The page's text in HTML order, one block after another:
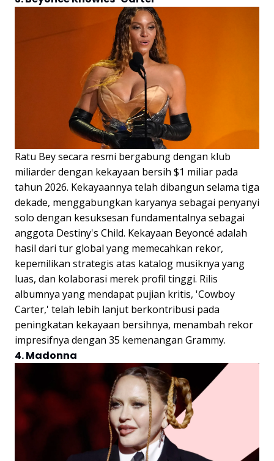
Ratu Bey secara resmi bergabung dengan klub
miliarder dengan kekayaan bersih $1 miliar pada
tahun 2026. Kekayaannya telah dibangun selama tiga
dekade, menggabungkan karyanya sebagai penyanyi
solo dengan kesuksesan fundamentalnya sebagai
anggota Destiny's Child. Kekayaan Beyoncé adalah
hasil dari tur global yang memecahkan rekor,
kepemilikan strategis atas katalog musiknya yang
luas, dan kolaborasi merek profil tinggi. Rilis
albumnya yang mendapat pujian kritis, 'Cowboy
Carter,' telah lebih lanjut berkontribusi pada
peningkatan kekayaan bersihnya, menambah rekor
impresifnya dengan 35 kemenangan Grammy.
4. Madonna